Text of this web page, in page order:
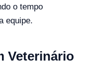
o tempo
equipe.
Veterinário